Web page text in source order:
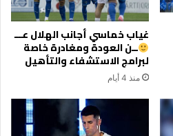
غياب خماسي أجانب الهلال عـــ
ــن العودة ومغادرة خاصة
لبرامج الاستشفاء والتأهيل
منذ 4 أيام